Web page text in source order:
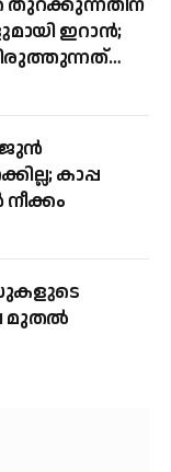
ഇറാന്‍;
കാപ്പ
മുതല്‍